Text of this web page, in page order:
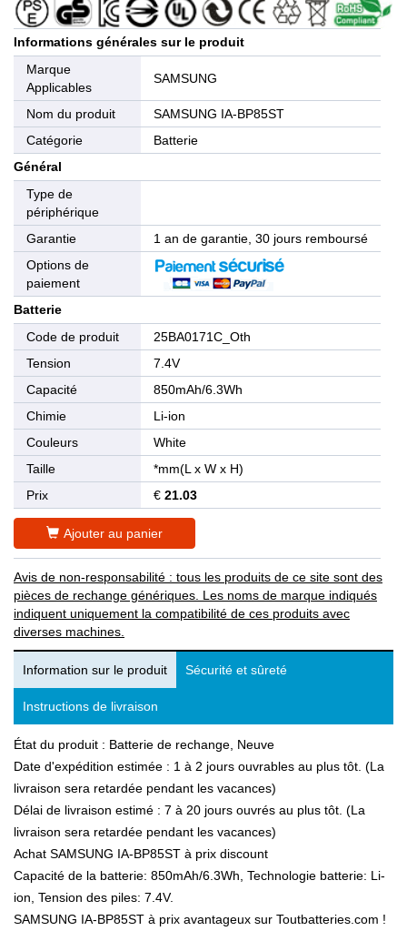
Informations générales sur le produit
Marque
Applicables
SAMSUNG
Nom du produit
SAMSUNG IA-BP85ST
Catégorie
Batterie
Général
Type de
périphérique
Garantie
1 an de garantie, 30 jours remboursé
Options de
paiement
Batterie
Code de produit
25BA0171C_Oth
Tension
7.4V
Capacité
850mAh/6.3Wh
Chimie
Li-ion
Couleurs
White
Taille
*mm(L x W x H)
Prix
€ 21.03
Ajouter au panier
Avis de non-responsabilité : tous les produits de ce site sont des
pièces de rechange génériques. Les noms de marque indiqués
indiquent uniquement la compatibilité de ces produits avec
diverses machines.
Information sur le produit Sécurité et sûreté
Instructions de livraison
État du produit : Batterie de rechange, Neuve
Date d'expédition estimée : 1 à 2 jours ouvrables au plus tôt. (La
livraison sera retardée pendant les vacances)
Délai de livraison estimé : 7 à 20 jours ouvrés au plus tôt. (La
livraison sera retardée pendant les vacances)
Achat SAMSUNG IA-BP85ST à prix discount
Capacité de la batterie: 850mAh/6.3Wh, Technologie batterie: Li-
ion, Tension des piles: 7.4V.
SAMSUNG IA-BP85ST à prix avantageux sur Toutbatteries.com !